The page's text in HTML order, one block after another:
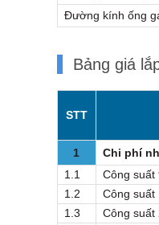
Đường kính ống
Bảng giá
STT
1
Chi phí
1.1
Công suất
1.2
Công suất
1.3
Công suất